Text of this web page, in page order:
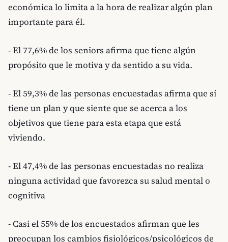
económica lo limita a la hora de realizar algún plan
importante para él.
- El 77,6% de los seniors afirma que tiene algún
propósito que le motiva y da sentido a su vida.
- El 59,3% de las personas encuestadas afirma que sí
tiene un plan y que siente que se acerca a los
objetivos que tiene para esta etapa que está
viviendo.
- El 47,4% de las personas encuestadas no realiza
ninguna actividad que favorezca su salud mental o
cognitiva
- Casi el 55% de los encuestados afirman que les
preocupan los cambios fisiológicos/psicológicos de